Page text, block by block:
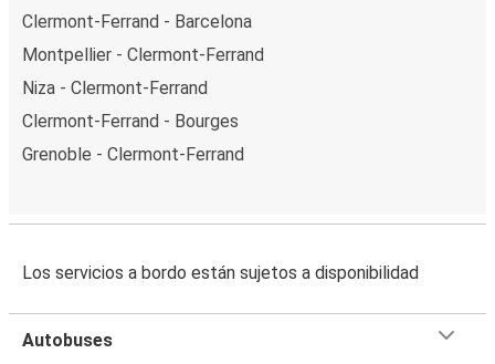
Clermont-Ferrand - Barcelona
Montpellier - Clermont-Ferrand
Niza - Clermont-Ferrand
Clermont-Ferrand - Bourges
Grenoble - Clermont-Ferrand
Los servicios a bordo están sujetos a disponibilidad
Autobuses